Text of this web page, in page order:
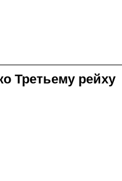
Третьему рейху